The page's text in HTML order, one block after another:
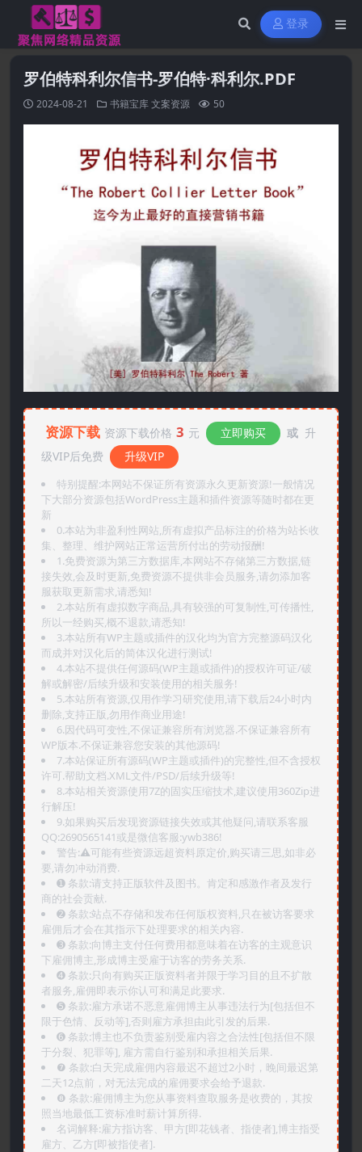
登录
罗伯特科利尔信书-罗伯特·科利尔.PDF
2024-08-21 书籍宝库文案资源 50
资源下载 资源下载价格 3 元 立即购买 或 升
级VIP后免费
升级VIP
特别提醒:本网站不保证所有资源永久更新资源!一般情况
下大部分资源包括WordPress主题和插件资源等随时都在更
新
0.本站为非盈利性网站,所有虚拟产品标注的价格为站长收
集、整理、维护网站正常运营所付出的劳动报酬!
1.免费资源为第三方数据库,本网站不存储第三方数据,链
接失效,会及时更新,免费资源不提供非会员服务,请勿添加客
服获取更新需求,请悉知!
2.本站所有虚拟数字商品,具有较强的可复制性,可传播性,
所以一经购买,概不退款,请悉知!
3.本站所有WP主题或插件的汉化均为官方完整源码汉化
而成并对汉化后的简体汉化进行测试!
4.本站不提供任何源码(WP主题或插件)的授权许可证/破
解或解密/后续升级和安装使用的相关服务!
5.本站所有资源,仅用作学习研究使用,请下载后24小时内
删除,支持正版,勿用作商业用途!
6.因代码可变性,不保证兼容所有浏览器.不保证兼容所有
WP版本.不保证兼容您安装的其他源码!
7.本站保证所有源码(WP主题或插件)的完整性,但不含授权
许可.帮助文档.XML文件/PSD/后续升级等!
8.本站相关资源使用7Z的固实压缩技术,建议使用360Zip进
行解压!
9.如果购买后发现资源链接失效或其他疑问,请联系客服
QQ:2690565141或是微信客服:ywb386!
警告:⚠️可能有些资源远超资料原定价,购买请三思,如非必
要,请勿冲动消费.
➊️ 条款:请支持正版软件及图书。肯定和感激作者及发行
商的社会贡献.
➋️ 条款:站点不存储和发布任何版权资料,只在被访客要求
雇佣后才会在其指示下处理要求的相关内容.
➌️ 条款:向博主支付任何费用都意味着在访客的主观意识
下雇佣博主,形成博主受雇于访客的劳务关系.
➍️ 条款:只向有购买正版资料者并限于学习目的且不扩散
者服务,雇佣即表示你认可和满足此要求.
➎ 条款:雇方承诺不恶意雇佣博主从事违法行为[包括但不
限于色情、反动等],否则雇方承担由此引发的后果.
➏️ 条款:博主也不负责鉴别受雇内容之合法性[包括但不限
于分裂、犯罪等], 雇方需自行鉴别和承担相关后果.
❼ 条款:白天完成雇佣内容最迟不超过2小时，晚间最迟第
二天12点前，对无法完成的雇佣要求会给予退款.
❽ 条款:雇佣博主为您从事资料查取服务是收费的，其按
照当地最低工资标准时薪计算所得.
名词解释:雇方指访客、甲方[即花钱者、指使者],博主指受
雇方、乙方[即被指使者].